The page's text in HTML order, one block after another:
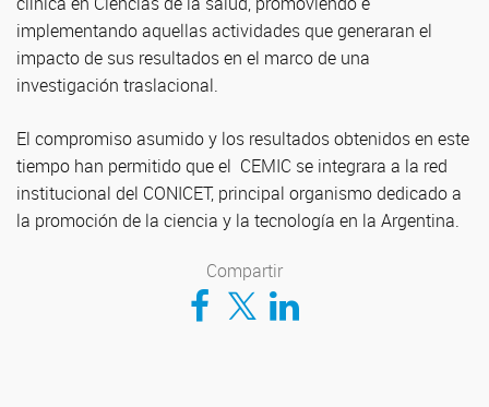
implementando aquellas actividades que generaran el
impacto de sus resultados en el marco de una
investigación traslacional.
El compromiso asumido y los resultados obtenidos en este
tiempo han permitido que el CEMIC se integrara a la red
institucional del CONICET, principal organismo dedicado a
la promoción de la ciencia y la tecnología en la Argentina.
Compartir
Compartir en Facebook
Compartir en TwitterCompartir en LinkedIn